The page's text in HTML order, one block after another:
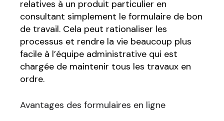
relatives à un produit particulier en
consultant simplement le formulaire de bon
de travail. Cela peut rationaliser les
processus et rendre la vie beaucoup plus
facile à l’équipe administrative qui est
chargée de maintenir tous les travaux en
ordre.
Avantages des formulaires en ligne